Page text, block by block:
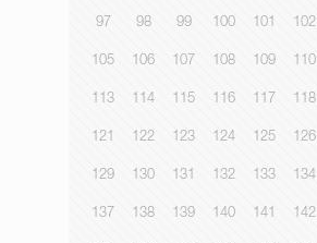
97 98 99 100 101 102
105 106 107 108 109 110
113 114 115 116 117 118
121 122 123 124 125 126
129 130 131 132 133 134
137 138 139 140 141 142